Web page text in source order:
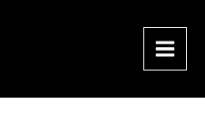
Main